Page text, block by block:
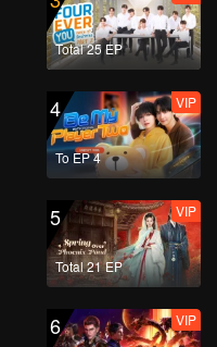
Total 25 EP
4
To EP 4
VIP
5
Total 21 EP
VIP
6 VIP